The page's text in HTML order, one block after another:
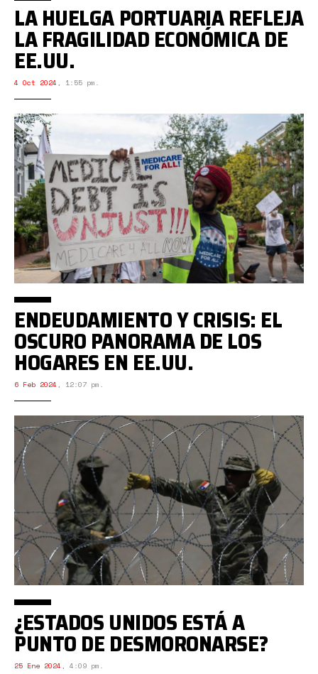
LA HUELGA PORTUARIA REFLEJA
LA FRAGILIDAD ECONÓMICA DE
EE.UU.
4 Oct 2024 , 1:55 pm.
ENDEUDAMIENTO Y CRISIS: EL
OSCURO PANORAMA DE LOS
HOGARES EN EE.UU.
6 Feb 2024 , 12:07 pm.
¿ESTADOS UNIDOS ESTÁ A
PUNTO DE DESMORONARSE?
25 Ene 2024 , 4:09 pm.